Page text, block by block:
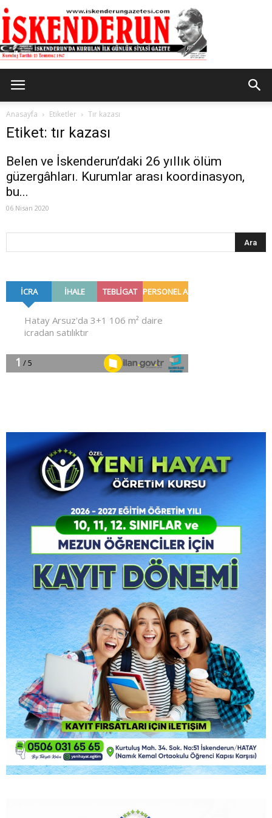
Anasayfa Etiketler Tır kazası
Etiket: tır kazası
Belen ve İskenderun’daki 26 yıllık ölüm
güzergâhları. Kurumlar arası koordinasyon,
bu...
06 Nisan 2020